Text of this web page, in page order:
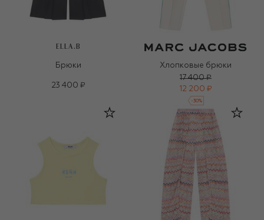
ELLA.B
Брюки
23 400 ₽
Хлопковые брюки
17 400 ₽
12 200 ₽
-30%